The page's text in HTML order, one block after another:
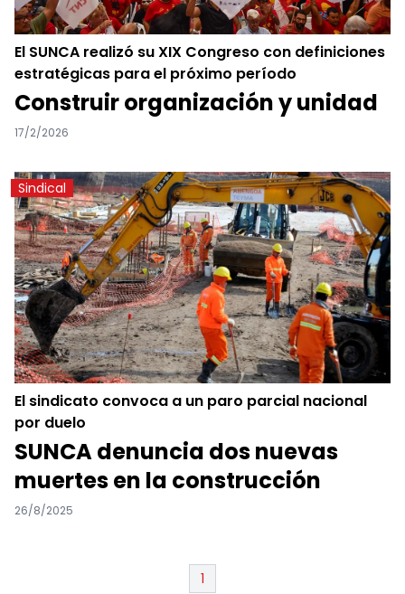
El SUNCA realizó su XIX Congreso con definiciones
estratégicas para el próximo período
Construir organización y unidad
17/2/2026
Sindical
El sindicato convoca a un paro parcial nacional
por duelo
SUNCA denuncia dos nuevas
muertes en la construcción
26/8/2025
1